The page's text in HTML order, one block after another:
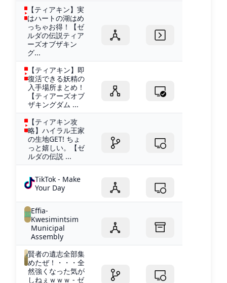
【ティアキン】実
はハートの湖はめ
っちゃお得！【ゼ
ルダの伝説ティア
ーズオブザキン
グ...
【ティアキン】即
復活できる妖精の
入手場所まとめ！
【ティアーズオブ
ザキングダム ...
【ティアキン攻
略】ハイラル王家
の生地GET! ちょ
っと嬉しい。【ゼ
ルダの伝説 ...
TikTok - Make
Your Day
Effia-
Kwesimintsim
Municipal
Assembly
賢者の遺志全部集
めたぜ！・・・全
然強くなった気が
しねぇｗｗｗ - ゼ